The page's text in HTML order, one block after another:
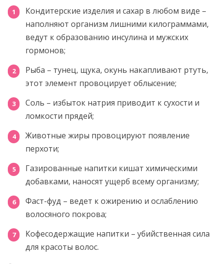
Кондитерские изделия и сахар в любом виде –
наполняют организм лишними килограммами,
ведут к образованию инсулина и мужских
гормонов;
Рыба – тунец, щука, окунь накапливают ртуть,
этот элемент провоцирует облысение;
Соль – избыток натрия приводит к сухости и
ломкости прядей;
Животные жиры провоцируют появление
перхоти;
Газированные напитки кишат химическими
добавками, наносят ущерб всему организму;
Фаст-фуд – ведет к ожирению и ослаблению
волосяного покрова;
Кофесодержащие напитки – убийственная сила
для красоты волос.